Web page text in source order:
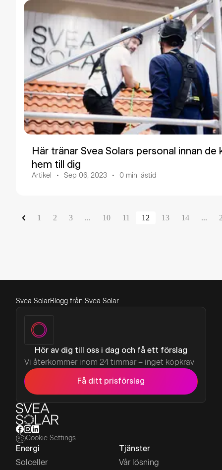
Här tränar Svea Solars personal innan de
hem till dig
Artikel Sep 06, 2023 0 min lästid
1 2 3 ... 10 11 12 13 14 ...
Svea SolarBlogg från Svea Solar
Hör av dig till oss i dag och få ett förslag
Vi återkommer inom 24 timmar – inget köpkrav
Få ditt prisförslag
Cookie Settings
Energi
Solceller
Tjänster
Vår lösning